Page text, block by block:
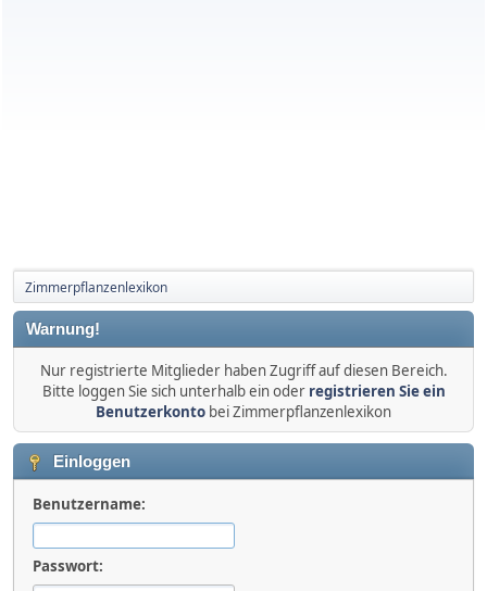
Zimmerpflanzenlexikon
Warnung!
Nur registrierte Mitglieder haben Zugriff auf diesen Bereich.
Bitte loggen Sie sich unterhalb ein oder registrieren Sie ein
Benutzerkonto bei Zimmerpflanzenlexikon
Einloggen
Benutzername:
Passwort: